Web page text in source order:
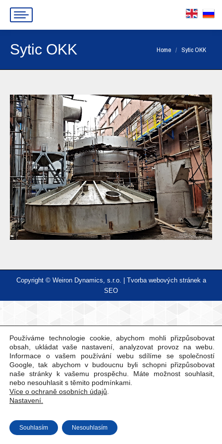
Sytic OKK You are here:
Home Sytic OKK
Copyright © Weiron Dynamics, s.r.o. | Tvorba webových stráneka
SEO
Používáme technologie cookie, abychom mohli přizpůsobovat
obsah, ukládat vaše nastavení, analyzovat provoz na webu.
Informace o vašem používání webu sdílíme se společností
Google, tak abychom v budoucnu byli schopni přizpůsobovat
naše stránky k vašemu prospěchu. Máte možnost souhlasit,
nebo nesouhlasit s těmito podmínkami.
Více o ochraně osobních údajů
Nastavení.
Souhlasím Nesouhlasím